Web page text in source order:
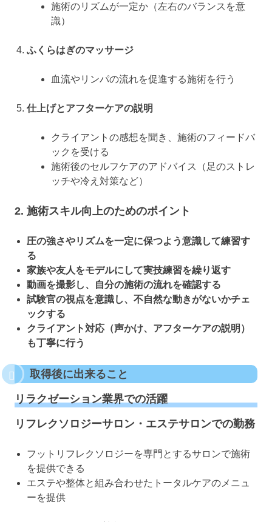
施術のリズムが一定か（左右のバランスを意
識）
ふくらはぎのマッサージ
血流やリンパの流れを促進する施術を行う
仕上げとアフターケアの説明
クライアントの感想を聞き、施術のフィードバ
ックを受ける
施術後のセルフケアのアドバイス（足のストレ
ッチや冷え対策など）
2. 施術スキル向上のためのポイント
圧の強さやリズムを一定に保つよう意識して練習す
る
家族や友人をモデルにして実技練習を繰り返す
動画を撮影し、自分の施術の流れを確認する
試験官の視点を意識し、不自然な動きがないかチェ
ックする
クライアント対応（声かけ、アフターケアの説明）
も丁寧に行う
取得後に出来ること
リラクゼーション業界での活躍
リフレクソロジーサロン・エステサロンでの勤務
フットリフレクソロジーを専門とするサロンで施術
を提供できる
エステや整体と組み合わせたトータルケアのメニュ
ーを提供